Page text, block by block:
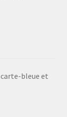
bleue et